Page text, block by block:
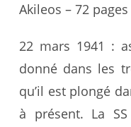
Akileos – 72 pages
22 mars 1941 :
donné dans les
qu’il est plongé
à présent. La